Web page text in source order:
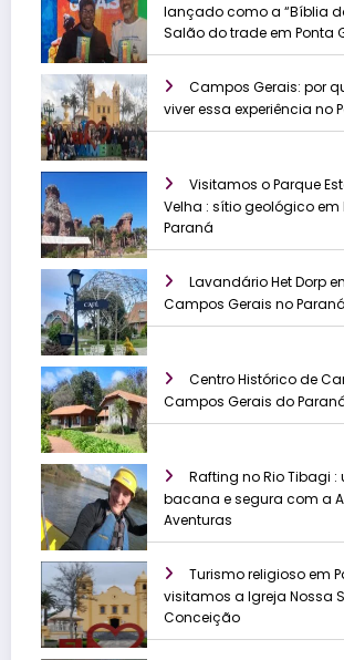
lançado como a “Bíblia
Salão do trade em Ponta
Campos Gerais: por
viver essa experiência no
Visitamos o Parque
Velha : sítio geológico em
Paraná
Lavandário Het Dorp
Campos Gerais no Paraná
Centro Histórico de
Campos Gerais do
Rafting no Rio Tibagi
bacana e segura com a
Aventuras
Turismo religioso em
visitamos a Igreja Nossa
Conceição